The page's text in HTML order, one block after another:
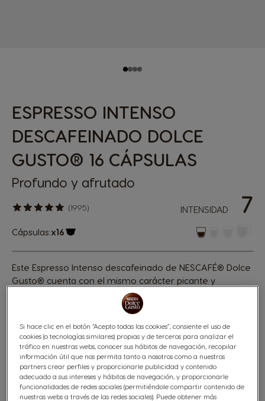
ESPRESSO INTENSO
DESCAFEINADO DOLCE
GUSTO® 16 CÁPSULAS
Profundo y afrutado
INTENSIDAD 7
(1995)
Cápsulas:x16
Este Espresso Intenso descafeinado de NESCAFÉ® Dolce
Gusto® cuenta con el mismo carácter picante y
afrutado que el espresso intenso, pero descafeinado,
con una generosa capa de crema. Un espresso de
colombia y robusta de Vietnam descafeinado de forma
natural con agua.
Ver ingredientes
4,95 €
Si hace clic en el botón “Acepto todas las cookies”, consiente el uso de
cookies (o tecnologías similares) propias y de terceros para analizar el
tráfico en nuestras webs, conocer sus hábitos de navegación, recopilar
información útil que nos permita tanto a nosotros como a nuestros
partners crear perfiles y proporcionarle publicidad y contenido
adecuado a sus intereses y hábitos de navegación, y proporcionarle
funcionalidades de redes sociales (permitiéndole compartir contenido de
nuestras webs a través de las redes sociales). Puede obtener más